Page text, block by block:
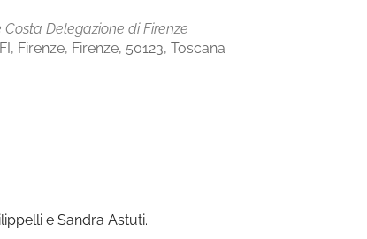
Delegazione di Firenze
Firenze, Firenze, 50123, Toscana
e Sandra Astuti.